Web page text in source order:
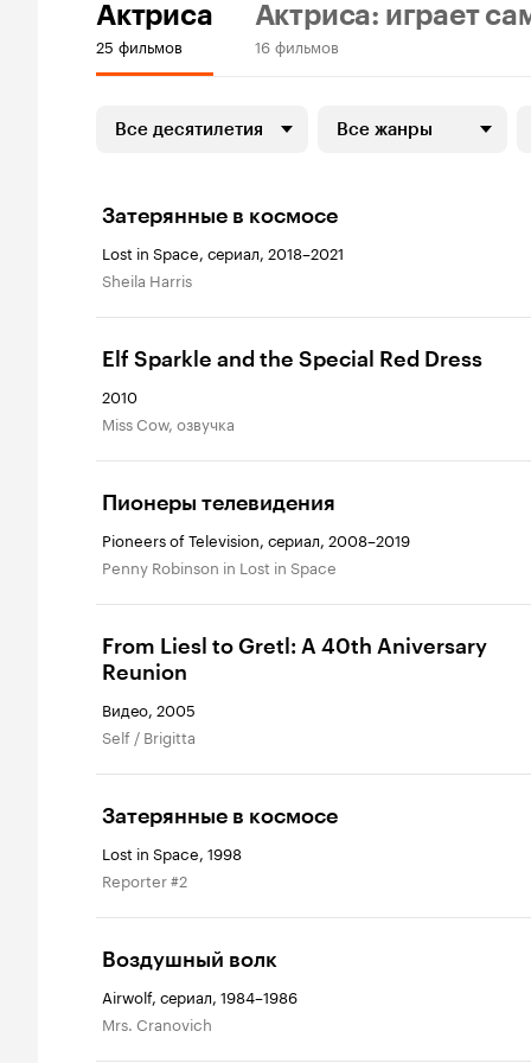
Актриса
25 фильмов
Актриса: играет
16 фильмов
Все десятилетия Все жанры
Затерянные в космосе
Lost in Space, сериал, 2018–2021
Sheila Harris
Elf Sparkle and the Special Red Dress
2010
Miss Cow, озвучка
Пионеры телевидения
Pioneers of Television, сериал, 2008–2019
Penny Robinson in Lost in Space
From Liesl to Gretl: A 40th Aniversary
Reunion
Видео, 2005
Self / Brigitta
Затерянные в космосе
Lost in Space, 1998
Reporter #2
Воздушный волк
Airwolf, сериал, 1984–1986
Mrs. Cranovich